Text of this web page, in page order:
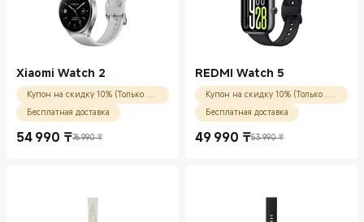
Xiaomi Watch 2
Купон на скидку 10% (Только для новых пользователей)
Бесплатная доставка
54 990 ₸
Current Price ₸54990.00
76 990 ₸
Рекомендованная цена 76 990 ₸
REDMI Watch 5
Купон на скидку 10% (Только для новых пользователей)
Бесплатная доставка
49 990 ₸
Current Price ₸49990.00
53 990 ₸
Рекомендованная цена 53 990 ₸